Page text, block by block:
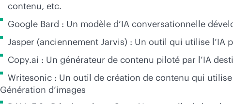
contenu, etc.
Google Bard : Un modèle d’IA conversationnelle
Jasper (anciennement Jarvis) : Un outil qui utilise
Copy.ai : Un générateur de contenu piloté par l’IA
Writesonic : Un outil de création de contenu qui
Génération d’images